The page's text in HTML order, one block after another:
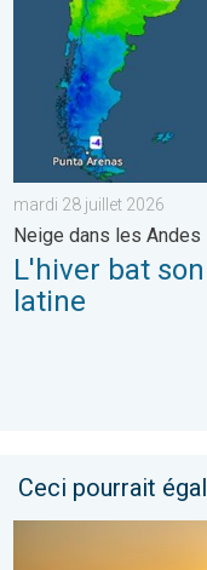
mardi 28 juillet 2026
Neige dans les Andes
L'hiver bat
latine
Ceci pourrait